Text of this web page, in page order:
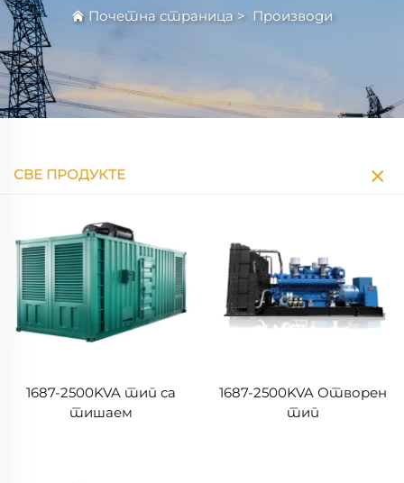
Почетна страница> Производи
СВЕ ПРОДУКТЕ
1687-2500KVA тип са
тишаем
1687-2500KVA Отворен
тип